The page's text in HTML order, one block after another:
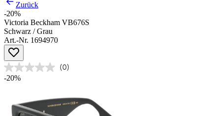
Zurück
-20%
Victoria Beckham VB676S
Schwarz / Grau
Art.-Nr. 1694970
(0)
-20%